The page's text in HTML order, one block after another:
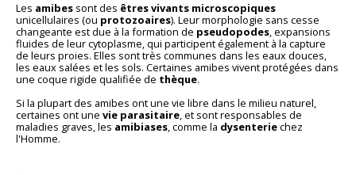
Les amibes sont des êtres vivants microscopiques
unicellulaires (ou protozoaires). Leur morphologie sans cesse
changeante est due à la formation de pseudopodes, expansions
fluides de leur cytoplasme, qui participent également à la capture
de leurs proies. Elles sont très communes dans les eaux douces,
les eaux salées et les sols. Certaines amibes vivent protégées dans
une coque rigide qualifiée de thèque.
Si la plupart des amibes ont une vie libre dans le milieu naturel,
certaines ont une vie parasitaire, et sont responsables de
maladies graves, les amibiases, comme la dysenteriechez
l'Homme.